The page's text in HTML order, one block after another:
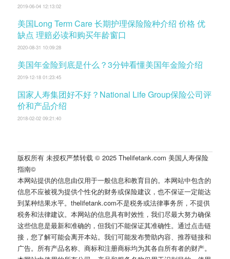
2019-06-04 12:13:02
美国Long Term Care 长期护理保险险种介绍 价格 优
缺点 理赔必读和购买年龄窗口
2020-08-31 10:09:28
美国年金险到底是什么？3分钟看懂美国年金险介绍
2019-12-18 01:23:45
国家人寿集团好不好？National Life Group保险公司评
价和产品介绍
2018-02-02 09:21:40
版权所有 未授权严禁转载 © 2025 Thelifetank.com 美国人寿保险
指南©️
本网站提供的信息由仅用于一般信息和教育目的。本网站中包含的
信息不应被视为提供个性化的财务或保险建议，也不保证一定能达
到某种结果水平。thelifetank.com不是税务或法律事务所，不提供
税务和法律建议。本网站的信息具有时效性，我们尽最大努力确保
这些信息是最新和准确的，但我们不能保证其准确性。通过点击链
接，您了解可能会离开本站。我们可能发布赞助内容、推荐链接和
广告。所有产品名称、商标和注册商标均为其各自所有者的财产。